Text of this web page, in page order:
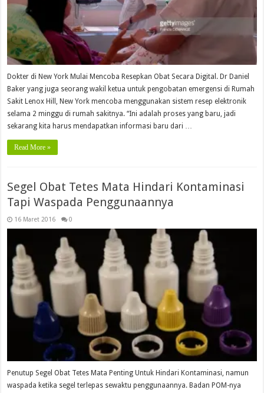
Dokter di New York Mulai Mencoba Resepkan Obat Secara Digital. Dr Daniel
Baker yang juga seorang wakil ketua untuk pengobatan emergensi di Rumah
Sakit Lenox Hill, New York mencoba menggunakan sistem resep elektronik
selama 2 minggu di rumah sakitnya. “Ini adalah proses yang baru, jadi
sekarang kita harus mendapatkan informasi baru dari …
Read More »
Segel Obat Tetes Mata Hindari Kontaminasi
Tapi Waspada Penggunaannya
16 Maret 2016 0
Penutup Segel Obat Tetes Mata Penting Untuk Hindari Kontaminasi, namun
waspada ketika segel terlepas sewaktu penggunaannya. Badan POM-nya